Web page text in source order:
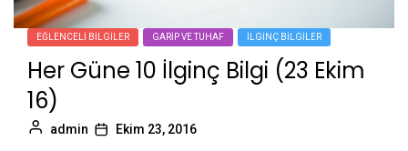
EĞLENCELI BILGILER GARIP VE TUHAF İLGINÇ BILGILER
Her Güne 10 İlginç Bilgi (23 Ekim
16)
admin Ekim 23, 2016